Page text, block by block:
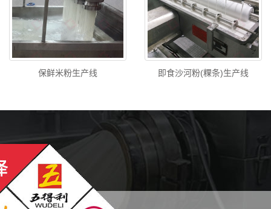
保鲜米粉生产线 即食沙河粉(粿条)生产线